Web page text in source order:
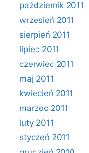
październik 2011
wrzesień 2011
sierpień 2011
lipiec 2011
czerwiec 2011
maj 2011
kwiecień 2011
marzec 2011
luty 2011
styczeń 2011